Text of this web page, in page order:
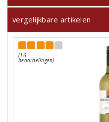
vergelijkbare artikelen
(16
beoordelingen)